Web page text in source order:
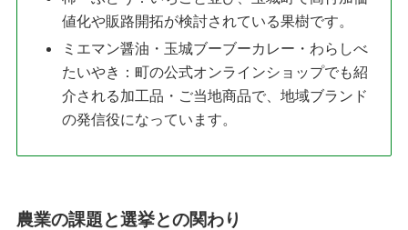
値化や販路開拓が検討されている果樹です。
ミエマン醤油・玉城ブーブーカレー・わらしべ
たいやき：町の公式オンラインショップでも紹
介される加工品・ご当地商品で、地域ブランド
の発信役になっています。
農業の課題と選挙との関わり